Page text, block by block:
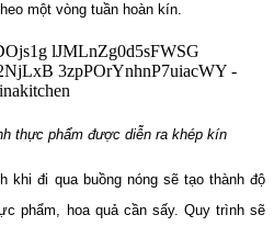
một vòng tuần hoàn kín.
thực phẩm được diễn ra khép kín
khi đi qua buồng nóng sẽ tạo thành độ
phẩm, hoa quả cần sấy. Quy trình sẽ